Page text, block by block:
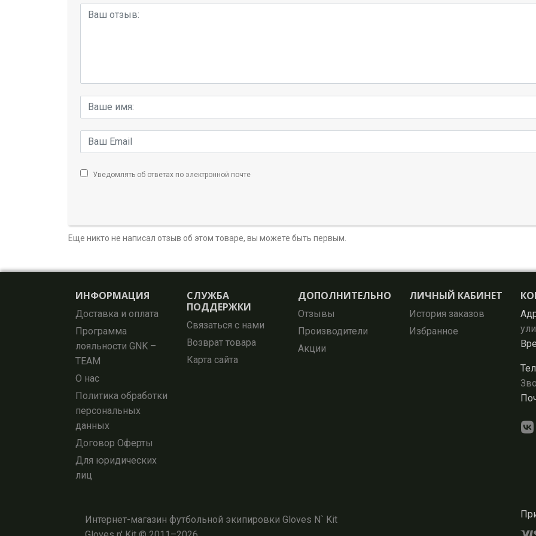
Уведомлять об ответах по электронной почте
Еще никто не написал отзыв об этом товаре, вы можете быть первым.
ИНФОРМАЦИЯ
Доставка и оплата
Программа
лояльности GNK –
TEAM
О нас
Политика обработки
персональных
данных
Договор Оферты
Для юридических
лиц
СЛУЖБА
ПОДДЕРЖКИ
Связаться с нами
Возврат товара
Карта сайта
ДОПОЛНИТЕЛЬНО
Отзывы
Производители
Акции
ЛИЧНЫЙ КАБИНЕТ
История заказов
Избранное
Интернет-магазин футбольной экипировки Gloves N` Kit